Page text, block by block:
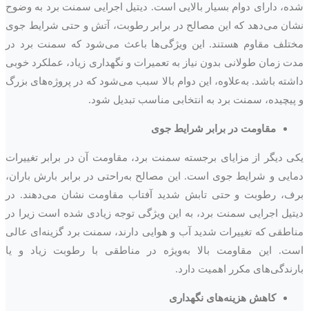
شده، دارای دوام بسیار بالایی است. دیتیل اجرایی سمنت برد به وضوح
نشان می‌دهد که این مصالح در برابر رطوبت، آتش و حتی شرایط جوی
مختلف مقاوم هستند. این ویژگی‌ها باعث می‌شود که سمنت برد در
مدت زمان طولانی بدون نیاز به تعمیرات و نگهداری زیاد، عملکرد خوبی
داشته باشد. به‌علاوه، این دوام بالا سبب می‌شود که در پروژه‌های بزرگ
و پیچیده، سمنت برد به انتخابی مناسب تبدیل شود.
مقاومت در برابر شرایط جوی
یکی دیگر از مزایای برجسته سمنت برد، مقاومت آن در برابر تغییرات
دمایی و شرایط جوی است. این مصالح به‌راحتی در برابر بارش باران،
برف، رطوبت و حتی تابش شدید آفتاب مقاومت نشان می‌دهند. در
دیتیل اجرایی سمنت برد، به این ویژگی توجه زیادی شده است زیرا در
مناطقی که تغییرات شدید آب و هوایی دارند، سمنت برد گزینه‌ای عالی
است. این مقاومت بالا به‌ویژه در مناطقی با رطوبت زیاد و یا
بارندگی‌های مکرر اهمیت دارد.
کاهش هزینه‌های نگهداری